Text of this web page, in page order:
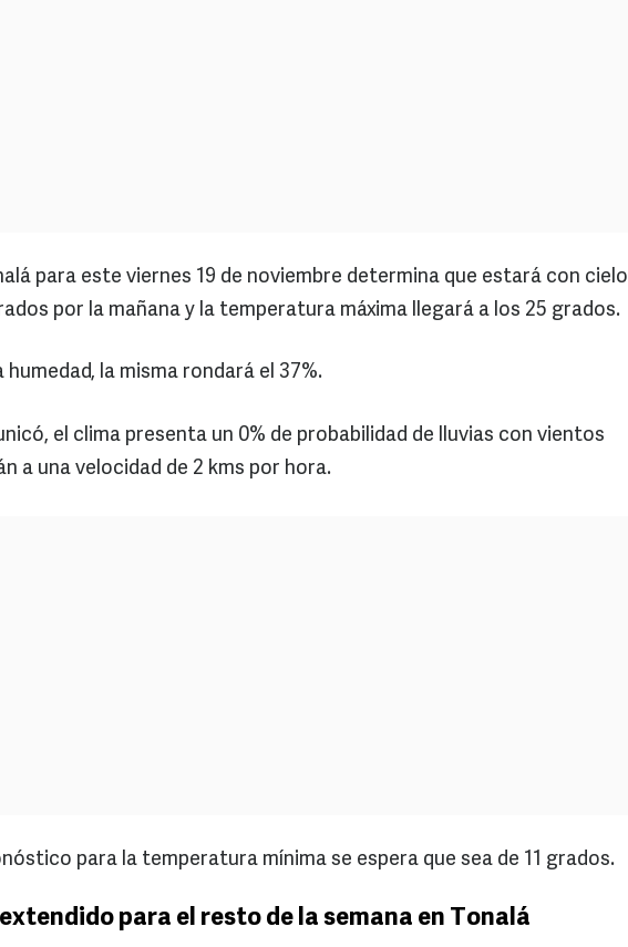
para este viernes 19 de noviembre determina que estará con cielo
por la mañana y la temperatura máxima llegará a los 25 grados.
humedad, la misma rondará el 37%.
el clima presenta un 0% de probabilidad de lluvias con vientos
a una velocidad de 2 kms por hora.
para la temperatura mínima se espera que sea de 11 grados.
para el resto de la semana en Tonalá